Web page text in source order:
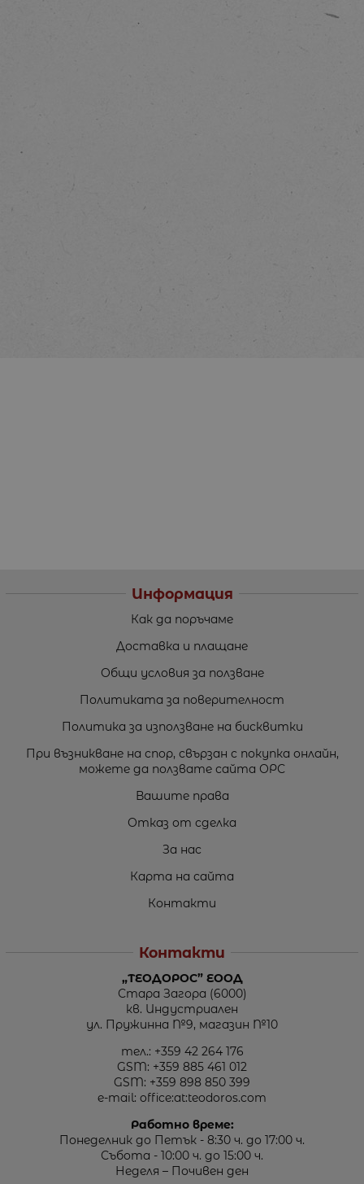
Информация
Как да поръчаме
Доставка и плащане
Общи условия за ползване
Политиката за поверителност
Политика за използване на бисквитки
При възникване на спор, свързан с покупка онлайн,
можете да ползвате сайта ОРС
Вашите права
Отказ от сделка
За нас
Карта на сайта
Контакти
Контакти
„ТЕОДОРОС” ЕООД
Стара Загора (6000)
кв. Индустриален
ул. Пружинна №9, магазин №10
тел.: +359 42 264 176
GSM: +359 885 461 012
GSM: +359 898 850 399
e-mail: office:at:teodoros.com
Работно време:
Понеделник до Петък - 8:30 ч. до 17:00 ч.
Събота - 10:00 ч. до 15:00 ч.
Неделя – Почивен ден